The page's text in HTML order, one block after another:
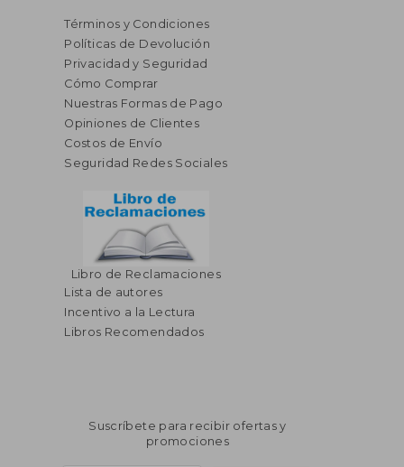
40%
dcto.
$ 82.86
Términos y Condiciones
Políticas de Devolución
Privacidad y Seguridad
Cómo Comprar
Nuestras Formas de Pago
Opiniones de Clientes
Costos de Envío
Seguridad Redes Sociales
Libro de Reclamaciones
Lista de autores
Incentivo a la Lectura
Libros Recomendados
Suscríbete para recibir ofertas y
promociones